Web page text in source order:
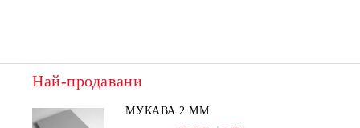
Най-продавани
МУКАВА 2 ММ